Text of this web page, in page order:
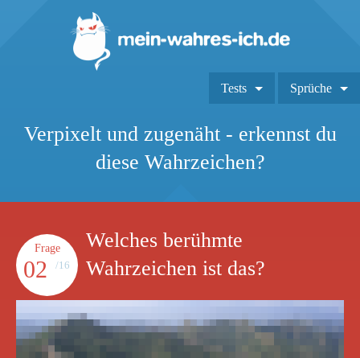
Tests Sprüche
Verpixelt und zugenäht - erkennst du
diese Wahrzeichen?
Frage
02 /16
Welches berühmte
Wahrzeichen ist das?